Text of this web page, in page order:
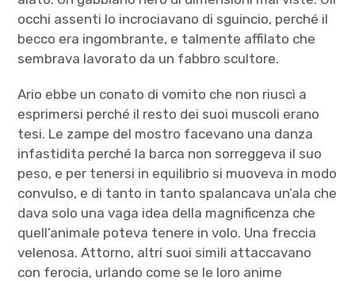
occhi assenti lo incrociavano di sguincio, perché il
becco era ingombrante, e talmente affilato che
sembrava lavorato da un fabbro scultore.
Ario ebbe un conato di vomito che non riuscì a
esprimersi perché il resto dei suoi muscoli erano
tesi. Le zampe del mostro facevano una danza
infastidita perché la barca non sorreggeva il suo
peso, e per tenersi in equilibrio si muoveva in modo
convulso, e di tanto in tanto spalancava un’ala che
dava solo una vaga idea della magnificenza che
quell’animale poteva tenere in volo. Una freccia
velenosa. Attorno, altri suoi simili attaccavano
con ferocia, urlando come se le loro anime